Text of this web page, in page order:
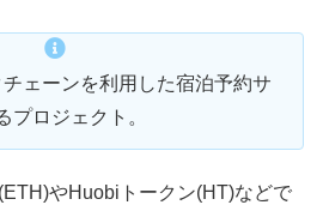
チェーンを利用した宿泊予約サ
プロジェクト。
やHuobiトークン(HT)などで